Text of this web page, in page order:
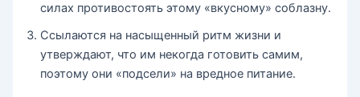
силах противостоять этому «вкусному» соблазну.
Ссылаются на насыщенный ритм жизни и
утверждают, что им некогда готовить самим,
поэтому они «подсели» на вредное питание.